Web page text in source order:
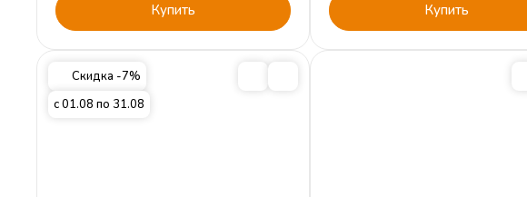
Купить Купить
Скидка -7%
с 01.08 по 31.08